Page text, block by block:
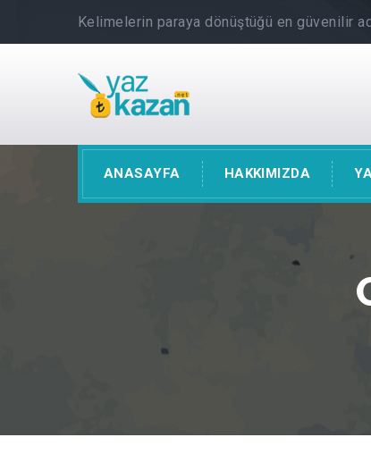
Kelimelerin paraya dönüştüğü en güvenilir
ANASAYFA HAKKIMIZDA